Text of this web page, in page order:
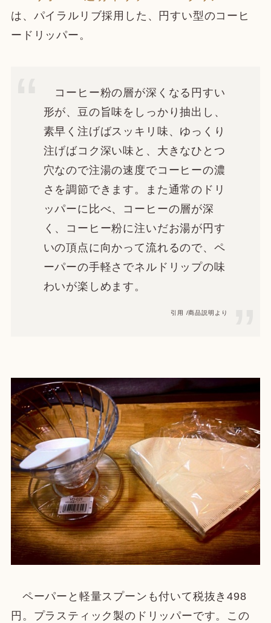
は、パイラルリブ採用した、円すい型のコーヒ
ードリッパー。
コーヒー粉の層が深くなる円すい
形が、豆の旨味をしっかり抽出し、
素早く注げばスッキリ味、ゆっくり
注げばコク深い味と、大きなひとつ
穴なので注湯の速度でコーヒーの濃
さを調節できます。また通常のドリ
ッパーに比べ、コーヒーの層が深
く、コーヒー粉に注いだお湯が円す
いの頂点に向かって流れるので、ペ
ーパーの手軽さでネルドリップの味
わいが楽しめます。
引用 /商品説明より
ペーパーと軽量スプーンも付いて税抜き498
円。プラスティック製のドリッパーです。この